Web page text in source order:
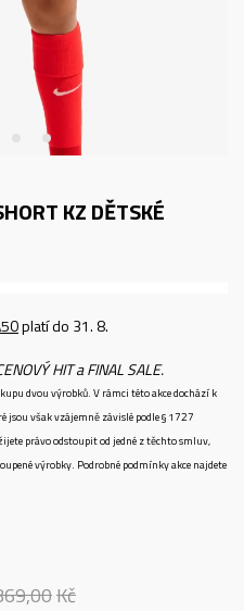
KZDĚTSKÉ
platí do 31. 8.
HIT a FINAL SALE.
dvou výrobků. V rámci této akce dochází k
však vzájemně závislé podle § 1727
právo odstoupit od jedné z těchto smluv,
výrobky. Podrobné podmínky akce najdete
Kč